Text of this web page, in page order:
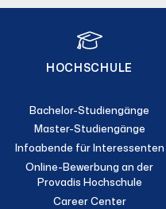
HOCHSCHULE
Bachelor-Studiengänge
Master-Studiengänge
Infoabende für Interessenten
Online-Bewerbung an der
Provadis Hochschule
Career Center